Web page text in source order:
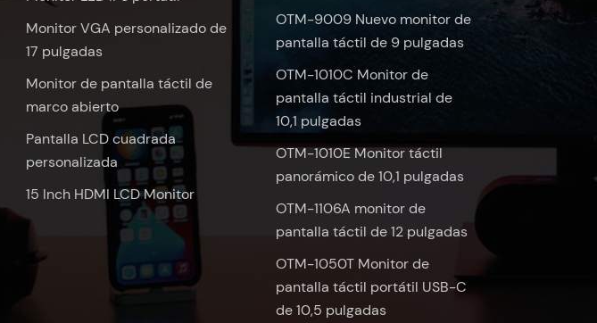
Monitor VGA personalizado de
17 pulgadas
Monitor de pantalla táctil de
marco abierto
Pantalla LCD cuadrada
personalizada
15 Inch HDMI LCD Monitor
OTM-9009 Nuevo monitor de
pantalla táctil de 9 pulgadas
OTM-1010C Monitor de
pantalla táctil industrial de
10,1 pulgadas
OTM-1010E Monitor táctil
panorámico de 10,1 pulgadas
OTM-1106A monitor de
pantalla táctil de 12 pulgadas
OTM-1050T Monitor de
pantalla táctil portátil USB-C
de 10,5 pulgadas